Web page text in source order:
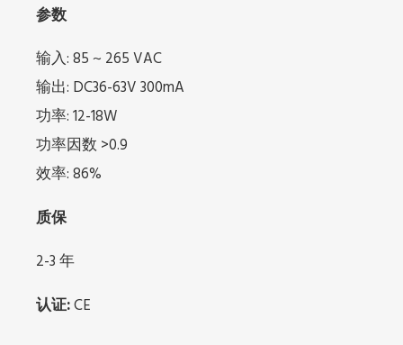
参数
输入: 85 ~ 265 VAC
输出: DC36-63V 300mA
功率: 12-18W
功率因数 >0.9
效率: 86%
质保
2-3 年
认证:CE